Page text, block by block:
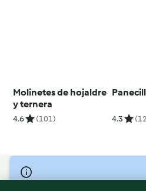
Molinetes de hojaldre
y ternera
4.6 (101) 4.3
© Copyright 2026